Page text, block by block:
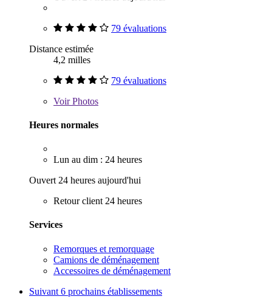
79 évaluations
Distance estimée
4,2 milles
79 évaluations
VoirPhotos
Heures normales
Lun au dim : 24 heures
Ouvert 24 heures aujourd'hui
Retour client 24 heures
Services
Remorques et remorquage
Camions de déménagement
Accessoires de déménagement
Suivant 6 prochains établissements